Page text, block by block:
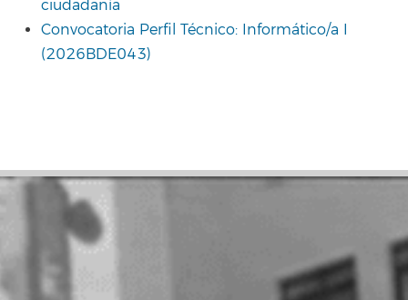
ciudadanía
Convocatoria Perfil Técnico: Informático/a I
(2026BDE043)